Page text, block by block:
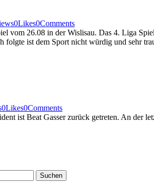
0Likes0Comments
vom 26.08 in der Wislisau. Das 4. Liga
folgte ist dem Sport nicht würdig und sehr
0Likes0Comments
ist Beat Gasser zurück getreten. An der